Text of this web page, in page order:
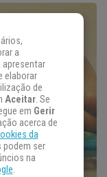
a
apresentar
elaborar
de
Aceitar. Se
em Gerir
acerca de
da
ser
na
.